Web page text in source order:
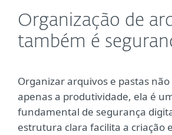
Organização de
também é
Organizar arquivos e pastas
apenas a produtividade, ela é
fundamental de segurança
estrutura clara facilita a criação